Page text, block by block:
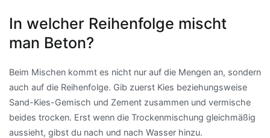
In welcher Reihenfolge mischt
man Beton?
Beim Mischen kommt es nicht nur auf die Mengen an, sondern
auch auf die Reihenfolge. Gib zuerst Kies beziehungsweise
Sand-Kies-Gemisch und Zement zusammen und vermische
beides trocken. Erst wenn die Trockenmischung gleichmäßig
aussieht, gibst du nach und nach Wasser hinzu.